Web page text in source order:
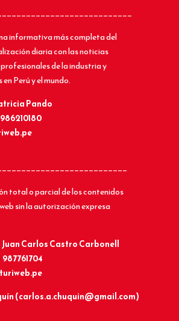
informativa más completa del
diaria con las noticias
de la industria y
Perú y el mundo.
Pando
total o parcial de los contenidos
sin la autorización expresa
Juan Carlos Castro Carbonell
(carlos.a.chuquin@gmail.com)